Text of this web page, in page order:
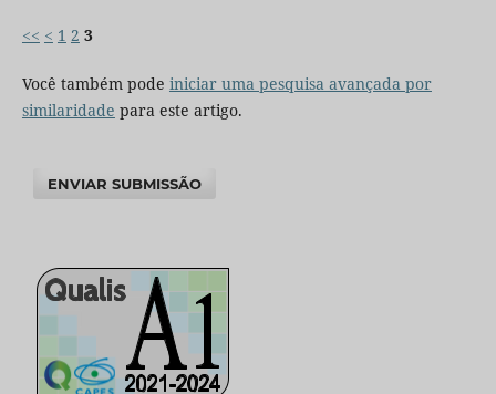
<< < 1 2 3
Você também pode iniciar uma pesquisa avançada por
similaridade para este artigo.
ENVIAR SUBMISSÃO